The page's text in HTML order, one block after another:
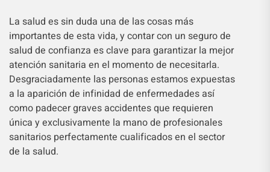
La salud es sin duda una de las cosas más
importantes de esta vida, y contar con un seguro de
salud de confianza es clave para garantizar la mejor
atención sanitaria en el momento de necesitarla.
Desgraciadamente las personas estamos expuestas
a la aparición de infinidad de enfermedades así
como padecer graves accidentes que requieren
única y exclusivamente la mano de profesionales
sanitarios perfectamente cualificados en el sector
de la salud.